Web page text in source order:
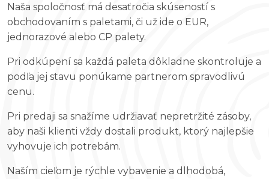
Naša spoločnosť má desaťročia skúseností s
obchodovaním s paletami, či už ide o EUR,
jednorazové alebo CP palety.
Pri odkúpení sa každá paleta dôkladne skontroluje a
podľa jej stavu ponúkame partnerom spravodlivú
cenu.
Pri predaji sa snažíme udržiavať nepretržité zásoby,
aby naši klienti vždy dostali produkt, ktorý najlepšie
vyhovuje ich potrebám.
Naším cieľom je rýchle vybavenie a dlhodobá,